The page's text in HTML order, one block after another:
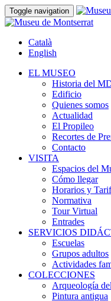
Toggle navigation
Català
English
EL MUSEO
Historia del
Edificio
Quienes somos
Actualidad
El Propileo
Recortes de
Contacto
VISITA
Espacios del
Cómo llegar
Horarios y
Normativa
Tour Virtual
Entrades
SERVICIOS
Escuelas
Grupos adultos
Actividades
COLECCIONES
Arqueología
Pintura antigua